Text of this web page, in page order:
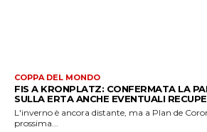
COPPA DEL MONDO
FIS A KRONPLATZ: CONFERMATA LA
SULLA ERTA ANCHE EVENTUALI
L'inverno è ancora distante, ma a Plan de
prossima...